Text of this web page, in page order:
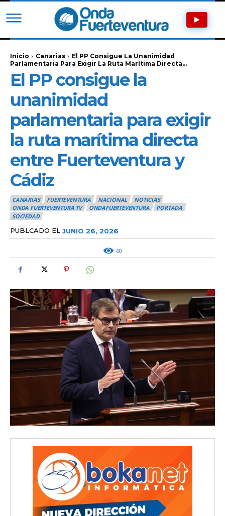
Inicio Canarias
El PP Consigue La Unanimidad
Parlamentaria Para Exigir La Ruta Marítima Directa...
El PP consigue la
unanimidad
parlamentaria para exigir
la ruta marítima directa
entre Fuerteventura y
Cádiz
CANARIAS FUERTEVENTURA NACIONAL
NOTICIAS
ONDA FUERTEVENTURA TV
ONDAFUERTEVENTURA
PORTADA
SOCIEDAD
PUBLCADO EL JUNIO 26, 2026
60